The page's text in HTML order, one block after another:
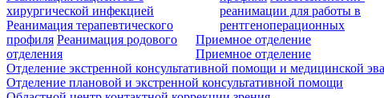
хирургической инфекцией
Реанимация терапевтического
профиля Реанимация родового
отделения
реанимации для работы в
рентгеноперационных
Приемное отделение
Приемное отделение
Отделение экстренной консультативной помощи и медицинской
Отделение плановой и экстренной консультативной помощи